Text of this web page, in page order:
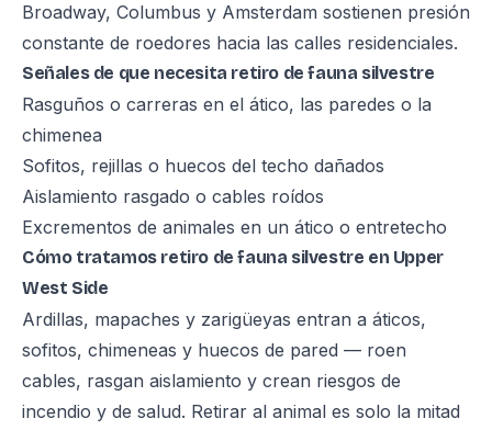
Broadway, Columbus y Amsterdam sostienen presión
constante de roedores hacia las calles residenciales.
Señales de que necesita retiro de fauna silvestre
Rasguños o carreras en el ático, las paredes o la
chimenea
Sofitos, rejillas o huecos del techo dañados
Aislamiento rasgado o cables roídos
Excrementos de animales en un ático o entretecho
Cómo tratamos retiro de fauna silvestre en Upper
West Side
Ardillas, mapaches y zarigüeyas entran a áticos,
sofitos, chimeneas y huecos de pared — roen
cables, rasgan aislamiento y crean riesgos de
incendio y de salud. Retirar al animal es solo la mitad